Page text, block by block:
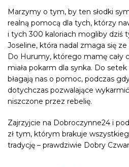
Marzymy o tym, by ten słodki
realną pomocą dla tych, którzy
i tych 300 kaloriach mogliby dziś
Joseline, która nadal zmaga się
Do Hurumy, którego mamę cały
miała pokarm dla synka. Do
błagają nas o pomoc, podczas
dotychczas pozwalające wykarmić
niszczone przez rebelię.
Zajrzyjcie na Dobroczynne24 i
zł tym, którym brakuje
tradycję – prawdziwie Dobry